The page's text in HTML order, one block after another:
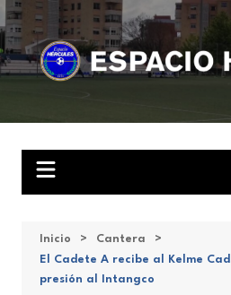
Saltar
al
contenido
Inicio
Cantera
El Cadete A recibe al Kelme
presión al Intangco